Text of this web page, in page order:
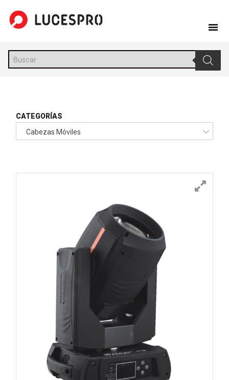
content
Búsqueda
de
productos
CATEGORÍAS
Cabezas Móviles